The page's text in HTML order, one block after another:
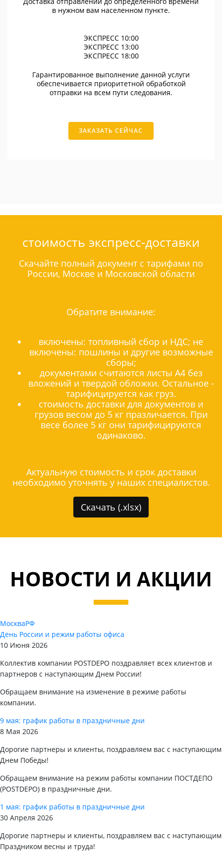
в нужном вам населенном пункте.
ЭКСПРЕСС 10:00
ЭКСПРЕСС 13:00
ЭКСПРЕСС 18:00
Гарантированное выполнение данной услуги
обеспечивается приоритетной обработкой
отправки на всем пути следования.
ЗАКАЗАТЬ СЕЙЧАС
стоимость экспресс-доставки
Скачайте полный документ с тарифами по
России, Москве и Московской области
Обратите внимание:
включены: топливный сбор и НДС; не
включены: пошлины и другие возможные
сборы;
документами считаются листы А4 без
вложений и твердой обложки. Остальное -
тарифицируется как груз.
стоимость доставки для документов и
грузов весом до 5 кг празличается. При
весе более 5 кг они тарифицируются
одинаково.
Актуальную стоимость и срок доставки
необходимо уточнять у наших специалистов.
Скачать (.xlsx)
НОВОСТИ И АКЦИИ
МоскваРФ
День России и режим работы офиса
10 Июня 2026
Коллектив компании POSTDEPO поздравляет всех клиентов и
партнеров с наступающим Днем России!
Обращаем внимание на изменение в режиме работы
компании.
9 мая: график работы в праздничные дни
8 Мая 2026
Дорогие партнеры и клиенты, поздравляем вас с наступающим
Днем Победы!
Обращаем внимание на режим работы компании ПОСТДЕПО
(POSTDEPO) в праздничные дни.
1 мая: график работы в праздничные дни
30 Апреля 2026
Дорогие партнеры и клиенты, поздравляем вас с наступающим
Праздником весны и труда!